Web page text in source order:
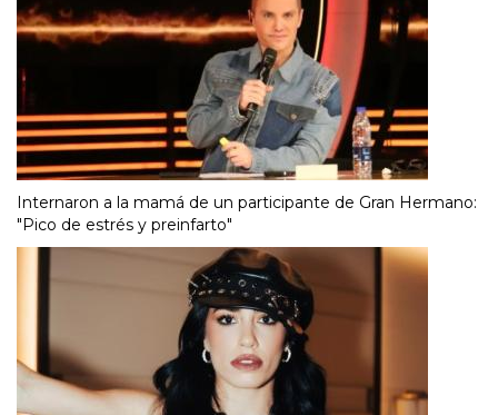
Internaron a la mamá de un participante de Gran Hermano:
"Pico de estrés y preinfarto"